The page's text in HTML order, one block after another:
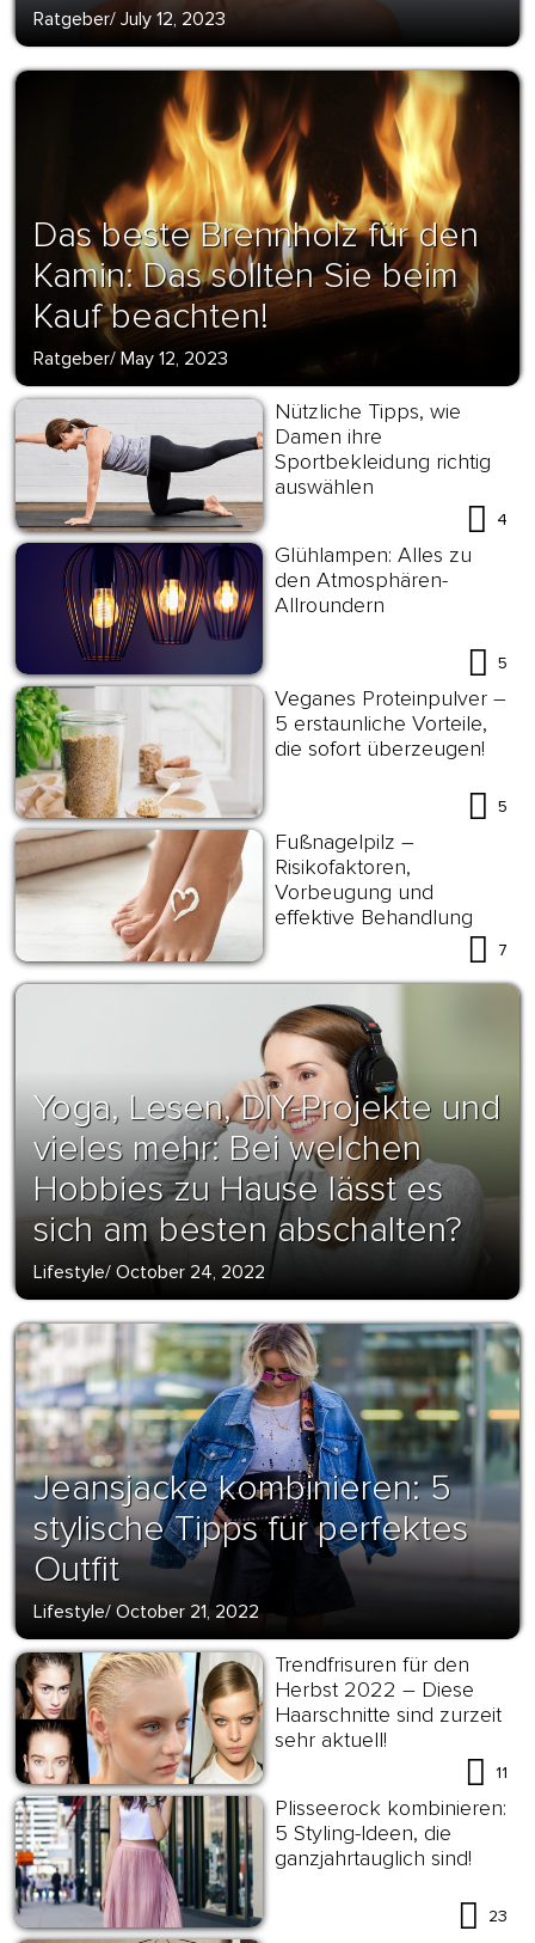
Ratgeber/ July 12, 2023
Das beste Brennholz für den
Kamin: Das sollten Sie beim
Kauf beachten!
Ratgeber/ May 12, 2023
Nützliche Tipps, wie
Damen ihre
Sportbekleidung richtig
auswählen
4
Glühlampen: Alles zu
den Atmosphären-
Allroundern
5
Veganes Proteinpulver –
5 erstaunliche Vorteile,
die sofort überzeugen!
5
Fußnagelpilz –
Risikofaktoren,
Vorbeugung und
effektive Behandlung
7
Yoga, Lesen, DIY-Projekte und
vieles mehr: Bei welchen
Hobbies zu Hause lässt es
sich am besten abschalten?
Lifestyle/ October 24, 2022
Jeansjacke kombinieren: 5
stylische Tipps für perfektes
Outfit
Lifestyle/ October 21, 2022
Trendfrisuren für den
Herbst 2022 – Diese
Haarschnitte sind zurzeit
sehr aktuell!
11
Plisseerock kombinieren:
5 Styling-Ideen, die
ganzjahrtauglich sind!
23